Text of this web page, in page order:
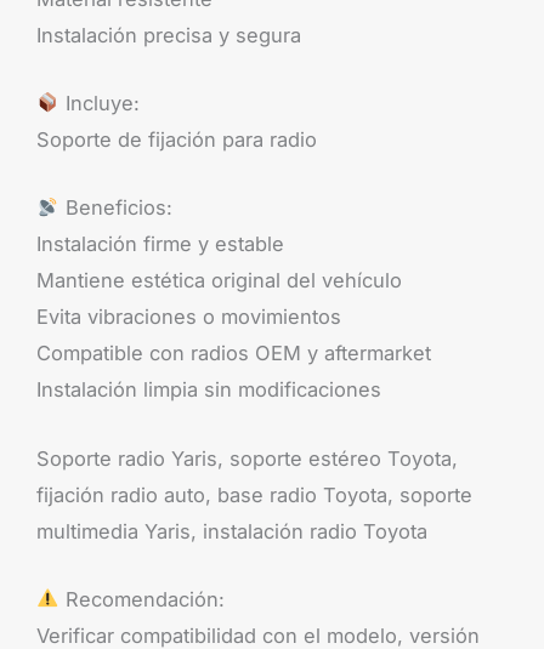
Instalación precisa y segura
Incluye:
Soporte de fijación para radio
Beneficios:
Instalación firme y estable
Mantiene estética original del vehículo
Evita vibraciones o movimientos
Compatible con radios OEM y aftermarket
Instalación limpia sin modificaciones
Soporte radio Yaris, soporte estéreo Toyota,
fijación radio auto, base radio Toyota, soporte
multimedia Yaris, instalación radio Toyota
Recomendación:
Verificar compatibilidad con el modelo, versión